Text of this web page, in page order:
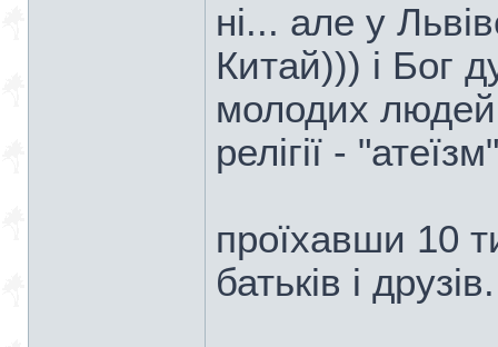
ні... але у
Китай))) і Бог
молодих
релігії - "атеїзм"
проїхавши 10
батьків і